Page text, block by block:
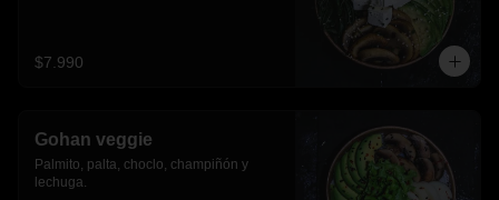
$7.990
Gohan veggie
Palmito, palta, choclo, champiñón y
lechuga.